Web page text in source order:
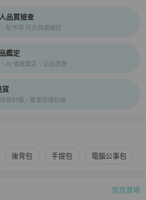
證、安心購檢驗流程介紹
品質檢查
配件等 符合頁面描述
鑑定
AI 儀器鑑定、正品證書
貨
換封條、雙重防護包裝
似商品推薦
後背包 手提包 電腦公事包
家
逛逛賣場